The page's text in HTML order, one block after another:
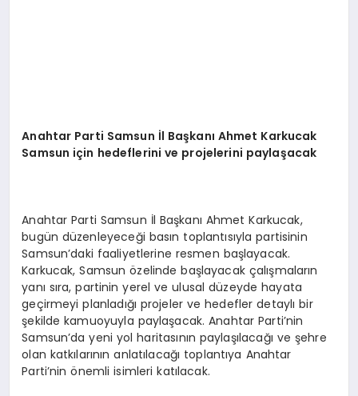
Anahtar Parti Samsun İl Başkanı Ahmet Karkucak
Samsun için hedeflerini ve projelerini paylaşacak
Anahtar Parti Samsun İl Başkanı Ahmet Karkucak,
bugün düzenleyeceği basın toplantısıyla partisinin
Samsun’daki faaliyetlerine resmen başlayacak.
Karkucak, Samsun özelinde başlayacak çalışmaların
yanı sıra, partinin yerel ve ulusal düzeyde hayata
geçirmeyi planladığı projeler ve hedefler detaylı bir
şekilde kamuoyuyla paylaşacak. Anahtar Parti’nin
Samsun’da yeni yol haritasının paylaşılacağı ve şehre
olan katkılarının anlatılacağı toplantıya Anahtar
Parti’nin önemli isimleri katılacak.